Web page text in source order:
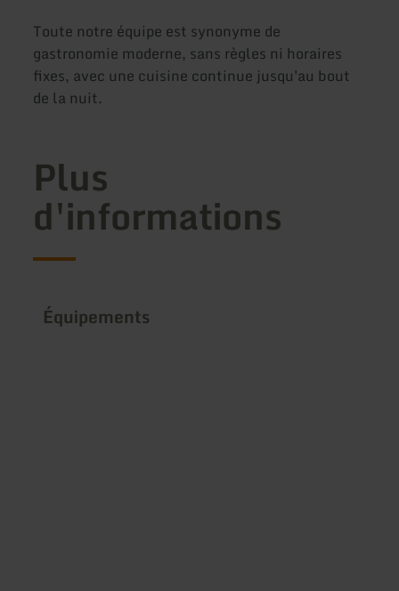
Toute notre équipe est synonyme de
gastronomie moderne, sans règles ni horaires
fixes, avec une cuisine continue jusqu'au bout
de la nuit.
Plus
d'informations
Équipements